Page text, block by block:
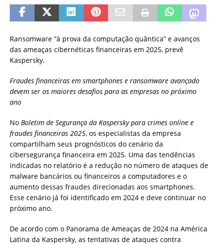
Ransomware “à prova da computação quântica” e avanços
das ameaças cibernéticas financeiras em 2025, prevê
Kaspersky.
Fraudes financeiras em smartphones e ransomware avançado
devem ser os maiores desafios para as empresas no próximo
ano
No Boletim de Segurança da Kaspersky para crimes online e
fraudes financeiras 2025, os especialistas da empresa
compartilham seus prognósticos do cenário da
cibersegurança financeira em 2025. Uma das tendências
indicadas no relatório é a redução no número de ataques de
malware bancários ou financeiros a computadores e o
aumento dessas fraudes direcionadas aos smartphones.
Esse cenário já foi identificado em 2024 e deve continuar no
próximo ano.
De acordo com o Panorama de Ameaças de 2024 na América
Latina da Kaspersky, as tentativas de ataques contra